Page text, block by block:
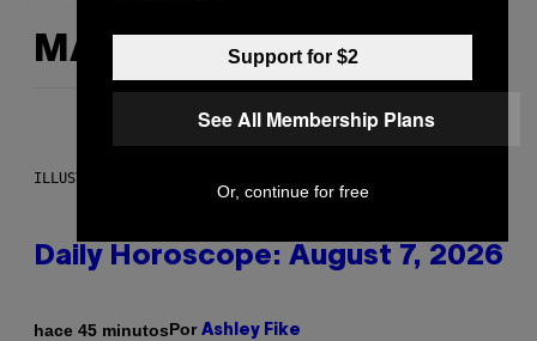
MÁS DE LO MISMO
ILLUSTRATION BY REESA.
Daily Horoscope: August 7, 2026
hace 45 minutosPor Ashley Fike
Support for $2
See All Membership Plans
Or, continue for free